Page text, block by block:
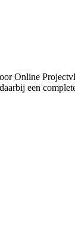
Online
een